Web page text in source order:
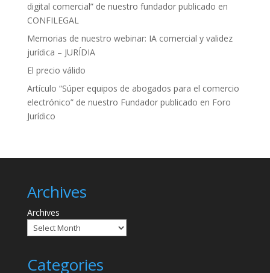
digital comercial” de nuestro fundador publicado en
CONFILEGAL
Memorias de nuestro webinar: IA comercial y validez
jurídica – JURÍDIA
El precio válido
Artículo “Súper equipos de abogados para el comercio
electrónico” de nuestro Fundador publicado en Foro
Jurídico
Archives
Archives
Categories